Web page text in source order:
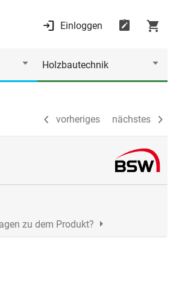
Einloggen
Holzbautechnik
vorheriges nächstes
vorheriges nächstes
zu dem Produkt?